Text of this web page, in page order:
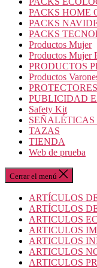
PACKS HOME
PACKS
PACKS
Productos Mujer
Productos Mujer
PRODUCTOS
Productos
PUBLICIDAD
Safety Kit
SEÑALÉTICAS
TAZAS
TIENDA
Web de prueba
Cerrar el menú
ARTÍCULOS
ARTÍCULOS
ARTICULOS
ARTICULOS
ARTICULOS
ARTICULOS
ARTICULOS